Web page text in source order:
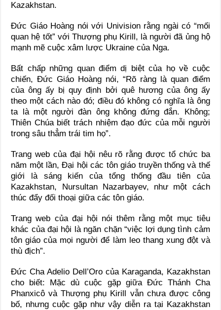
Kazakhstan.
Đức Giáo Hoàng nói với Univision rằng ngài có “mối
quan hệ tốt” với Thượng phụ Kirill, là người đã ủng hộ
mạnh mẽ cuộc xâm lược Ukraine của Nga.
Bất chấp những quan điểm dị biệt của họ về cuộc
chiến, Đức Giáo Hoàng nói, “Rõ ràng là quan điểm
của ông ấy bị quy định bởi quê hương của ông ấy
theo một cách nào đó; điều đó không có nghĩa là ông
ta là một người đàn ông không đứng đắn. Không;
Thiên Chúa biết trách nhiệm đạo đức của mỗi người
trong sâu thẳm trái tim họ”.
Trang web của đại hội nêu rõ rằng được tổ chức ba
năm một lần, Đại hội các tôn giáo truyền thống và thế
giới là sáng kiến của tổng thống đầu tiên của
Kazakhstan, Nursultan Nazarbayev, như một cách
thúc đẩy đối thoại giữa các tôn giáo.
Trang web của đại hội nói thêm rằng một mục tiêu
khác của đại hội là ngăn chặn “việc lợi dụng tình cảm
tôn giáo của mọi người để làm leo thang xung đột và
thù địch”.
Đức Cha Adelio Dell’Oro của Karaganda, Kazakhstan
cho biết: Mặc dù cuộc gặp giữa Đức Thánh Cha
Phanxicô và Thượng phụ Kirill vẫn chưa được công
bố, nhưng cuộc gặp như vậy diễn ra tại Kazakhstan